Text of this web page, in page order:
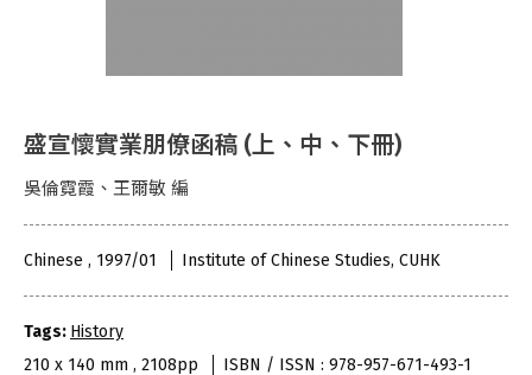
盛宣懷實業朋僚函稿 (上、中、下冊)
吳倫霓霞、王爾敏 編
Chinese , 1997/01 Institute of Chinese Studies, CUHK
Tags: History
210 x 140 mm , 2108pp
ISBN / ISSN : 978-957-671-493-1